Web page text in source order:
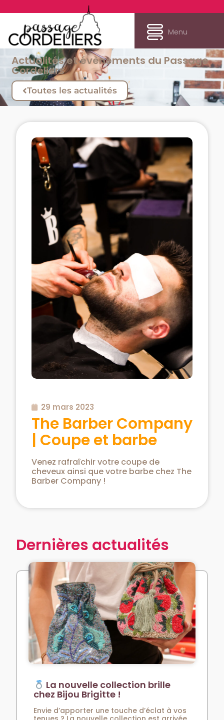
Menu
Actualités et évènements du Passage
Cordeliers
Toutes les actualités
29 mars 2023
The Barber Company
| Coupe et barbe
Venez rafraîchir votre coupe de
cheveux ainsi que votre barbe chez The
Barber Company !
Dernières actualités
La nouvelle collection brille
chez Bijou Brigitte !
Envie d’apporter une touche d’éclat à vos